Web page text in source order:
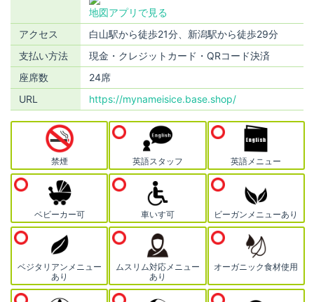
地図アプリで見る
アクセス
白山駅から徒歩21分、新潟駅から徒歩29分
支払い方法
現金・クレジットカード・QRコード決済
座席数
24席
URL
https://mynameisice.base.shop/
禁煙 英語スタッフ 英語メニュー
ベビーカー可 車いす可 ビーガンメニューあり
ベジタリアンメニュー
あり
ムスリム対応メニュー
あり
オーガニック食材使用